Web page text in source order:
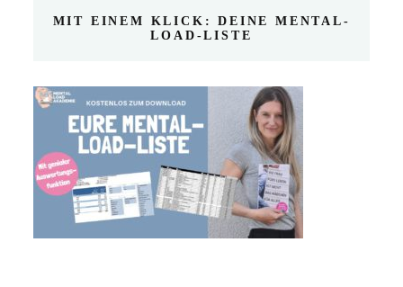
MIT EINEM KLICK: DEINE MENTAL-
LOAD-LISTE